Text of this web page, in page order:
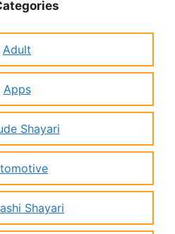
Adult
Apps
Shayari
Shayari